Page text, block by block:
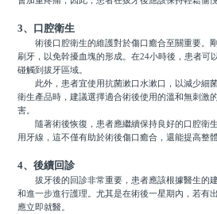
3、口腔衛生
術後口腔衛生的維護對於傷口癒合至關重要。
刷牙，以免幹擾血塊的形成。在24小時後，患者可
碰觸到拔牙區域。
此外，患者宜使用抗菌漱口水漱口，以減少細菌
衛生產品時，建議選擇適合術後使用的溫和無刺激
害。
隨著術後恢復，患者應繼續保持良好的口腔衛
用牙線，這不僅有助於術後傷口癒合，還能提高整
4、後續回診
拔牙後的回診非常重要，患者應該根據醫生的建
和進一步進行護理。尤其是在術後一星期內，若有
應立即就醫。